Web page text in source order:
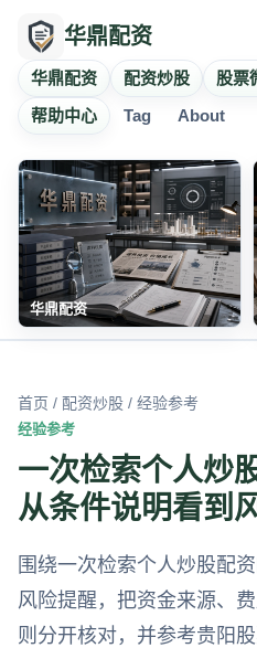
华鼎配资
华鼎配资 配资炒股 股票
帮助中心
Tag About
华鼎配资
首页 / 配资炒股 / 经验参考
经验参考
一次检索个人炒
从条件说明看到
围绕一次检索个人炒股配
风险提醒，把资金来源、
则分开核对，并参考贵阳